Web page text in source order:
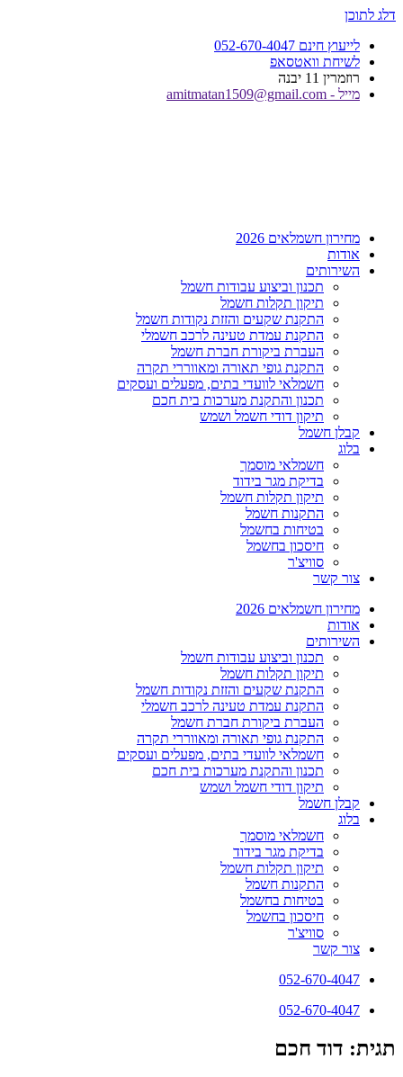
דלג לתוכן
לייעוץ חינם 052-670-4047
לשיחת וואטסאפ
רוזמרין 11 יבנה
מייל - amitmatan1509@gmail.com
מחירון חשמלאים 2026
אודות
השירותים
תכנון וביצוע עבודות חשמל
תיקון תקלות חשמל
התקנת שקעים והזזת נקודות חשמל
התקנת עמדת טעינה לרכב חשמלי
העברת ביקורת חברת חשמל
התקנת גופי תאורה ומאווררי תקרה
חשמלאי לוועדי בתים, מפעלים ועסקים
תכנון והתקנת מערכות בית חכם
תיקון דודי חשמל ושמש
קבלן חשמל
בלוג
חשמלאי מוסמך
בדיקת מגר בידוד
תיקון תקלות חשמל
התקנות חשמל
בטיחות בחשמל
חיסכון בחשמל
סוויצ'ר
צור קשר
מחירון חשמלאים 2026
אודות
השירותים
תכנון וביצוע עבודות חשמל
תיקון תקלות חשמל
התקנת שקעים והזזת נקודות חשמל
התקנת עמדת טעינה לרכב חשמלי
העברת ביקורת חברת חשמל
התקנת גופי תאורה ומאווררי תקרה
חשמלאי לוועדי בתים, מפעלים ועסקים
תכנון והתקנת מערכות בית חכם
תיקון דודי חשמל ושמש
קבלן חשמל
בלוג
חשמלאי מוסמך
בדיקת מגר בידוד
תיקון תקלות חשמל
התקנות חשמל
בטיחות בחשמל
חיסכון בחשמל
סוויצ'ר
צור קשר
052-670-4047
052-670-4047
תגית: דוד חכם